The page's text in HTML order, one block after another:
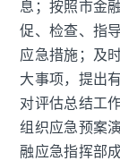
息；按照市金
促、检查、指
应急措施；及
大事项，提出
对评估总结工
组织应急预案
融应急指挥部